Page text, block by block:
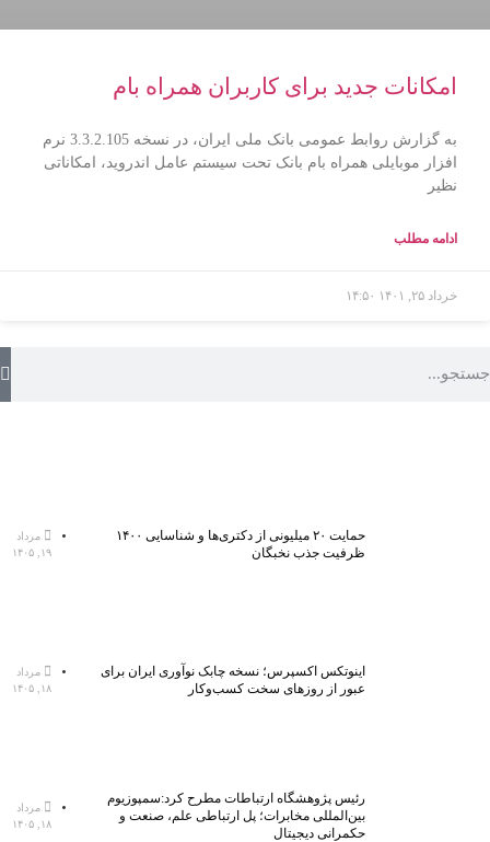
امکانات جدید برای کاربران همراه بام
به گزارش روابط عمومی بانک ملی ایران، در نسخه 3.3.2.105 نرم
افزار موبایلی همراه بام بانک تحت سیستم عامل اندروید، امکاناتی
نظیر
ادامه مطلب
خرداد ۲۵, ۱۴۰۱ ۱۴:۵۰
حمایت ۲۰ میلیونی از دکتری‌ها و شناسایی ۱۴۰۰
ظرفیت جذب نخبگان
مرداد
۱۹, ۱۴۰۵
اینوتکس اکسپرس؛ نسخه چابک نوآوری ایران برای
عبور از روزهای سخت کسب‌وکار
مرداد
۱۸, ۱۴۰۵
رئیس پژوهشگاه ارتباطات مطرح کرد:سمپوزیوم
بین‌المللی مخابرات؛ پل ارتباطی علم، صنعت و
حکمرانی دیجیتال
مرداد
۱۸, ۱۴۰۵